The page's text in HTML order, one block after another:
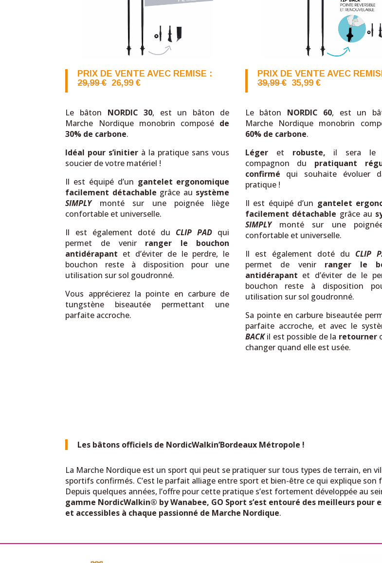
PRIX DE VENTE AVEC REMISE :
29,99 €26,99 €
Le bâton NORDIC 30, est un bâton de
Marche Nordique monobrin composé de
30% de carbone.
Idéal pour s’initier à la pratique sans vous
soucier de votre matériel !
Il est équipé d’un gantelet ergonomique
facilement détachable grâce au système
SIMPLYmonté sur une poignée liège
confortable et universelle.
Il est également doté du CLIP PAD qui
permet de venir ranger le bouchon
antidérapant et d’éviter de le perdre, le
bouchon reste à disposition pour une
utilisation sur sol goudronné.
Vous apprécierez la pointe en carbure de
tungstène biseautée permettant une
parfaite accroche.
PRIX DE VENTE AVEC
39,99 €35,99 €
Le bâton NORDIC 60, est un
Marche Nordique monobrin
60% de carbone.
Légeret robuste, il sera le
compagnon du pratiquant
confirmé qui souhaite évoluer
pratique !
Il est équipé d’un gantelet
facilement détachable grâce au
SIMPLYmonté sur une
confortable et universelle.
Il est également doté du CLIP
permet de venir ranger le
antidérapant et d’éviter de le
bouchon reste à disposition
utilisation sur sol goudronné.
Sa pointe en carbure biseautée
parfaite accroche, et avec le
BACKil est possible de la retourner
changer quand elle est usée.
Les bâtons officiels de NordicWalkin’Bordeaux Métropole !
La Marche Nordique est un sport qui peut se pratiquer sur tous types de terrain, en
sportifs confirmés. C’est le parfait alliage entre sport et bien-être ce qui explique son
Depuis quelques années, l’offre pour cette pratique s’est fortement développée au
gamme NordicWalkin® by Wanabee, GO Sport s’est entouré des meilleurs
et accessibles à chaque passionné de Marche Nordique.